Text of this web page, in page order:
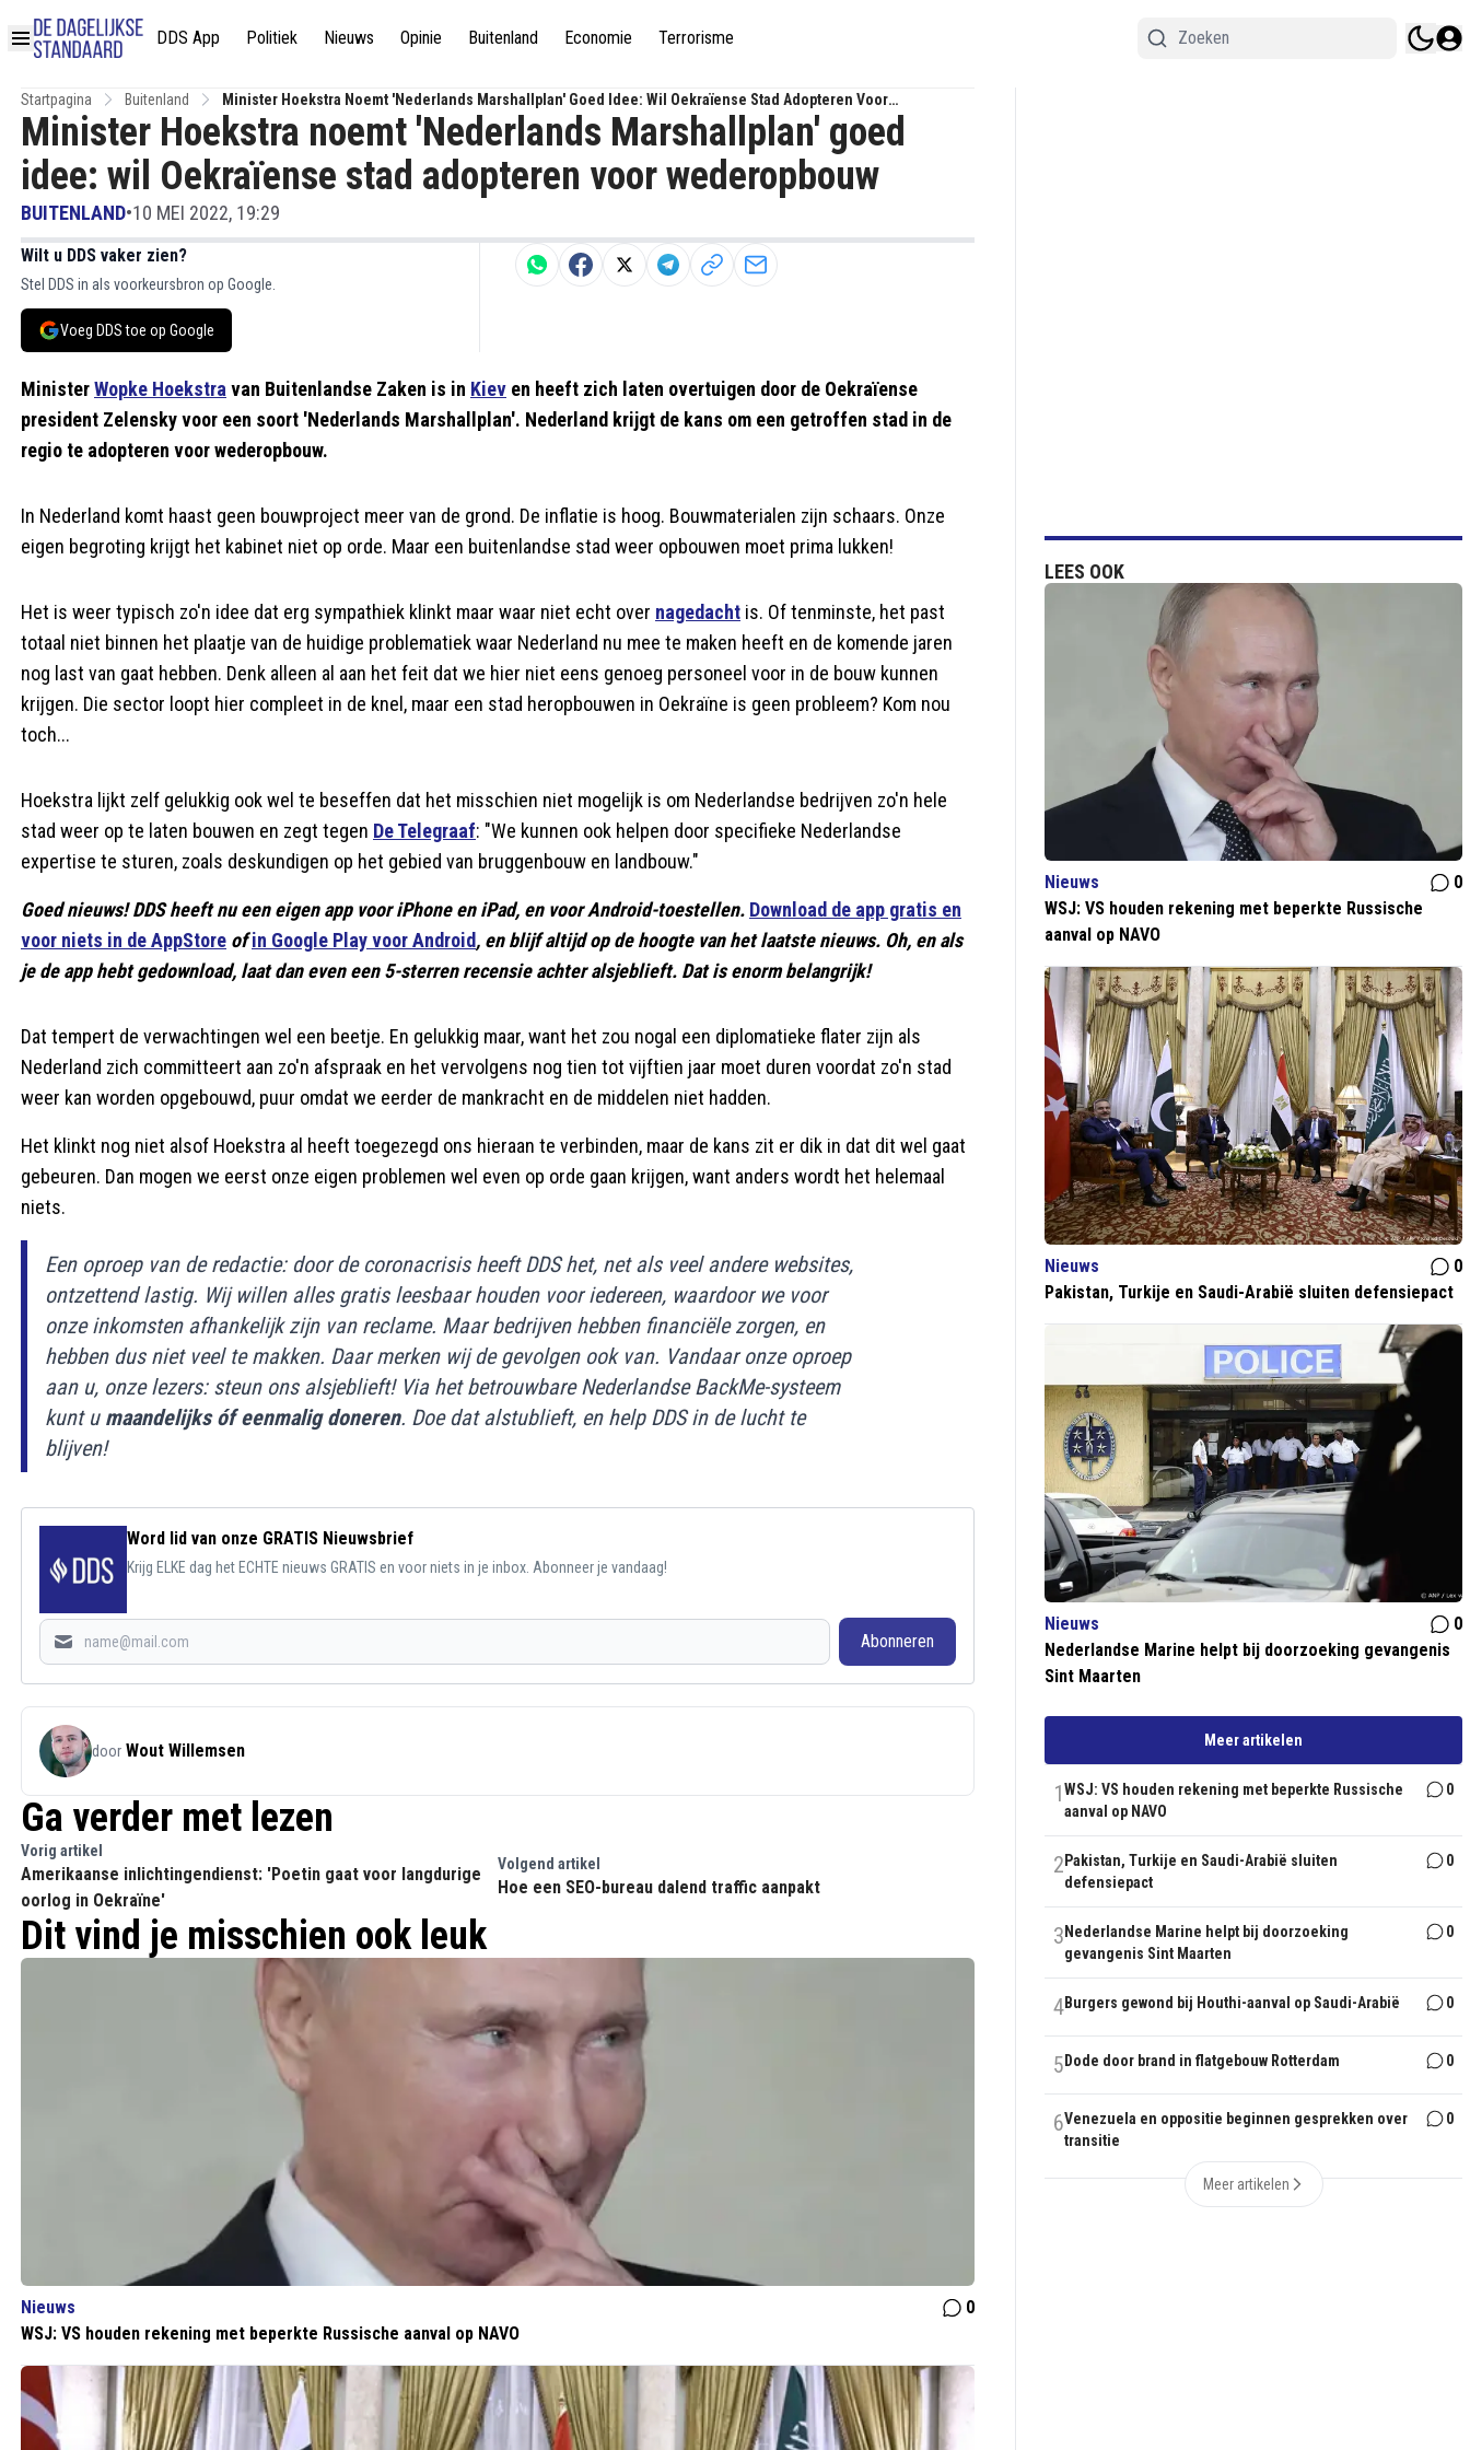
DDS App Politiek Nieuws Opinie Buitenland Economie Terrorisme
Startpagina Buitenland
Minister Hoekstra Noemt 'Nederlands Marshallplan' Goed Idee: Wil Oekraïense Stad Adopteren Voor
Wederopbouw
Minister Hoekstra noemt 'Nederlands Marshallplan' goed
idee: wil Oekraïense stad adopteren voor wederopbouw
BUITENLAND•10 MEI 2022, 19:29
Wilt u DDS vaker zien?
Stel DDS in als voorkeursbron op Google.
Voeg DDS toe op Google
MinisterWopke Hoekstra van Buitenlandse Zaken is in Kiev en heeft zich laten overtuigen door de Oekraïense
president Zelensky voor een soort 'Nederlands Marshallplan'. Nederland krijgt de kans om een getroffen stad in de
regio te adopteren voor wederopbouw.
In Nederland komt haast geen bouwproject meer van de grond. De inflatie is hoog. Bouwmaterialen zijn schaars. Onze
eigen begroting krijgt het kabinet niet op orde. Maar een buitenlandse stad weer opbouwen moet prima lukken!
Het is weer typisch zo'n idee dat erg sympathiek klinkt maar waar niet echt over nagedacht is. Of tenminste, het past
totaal niet binnen het plaatje van de huidige problematiek waar Nederland nu mee te maken heeft en de komende jaren
nog last van gaat hebben. Denk alleen al aan het feit dat we hier niet eens genoeg personeel voor in de bouw kunnen
krijgen. Die sector loopt hier compleet in de knel, maar een stad heropbouwen in Oekraïne is geen probleem? Kom nou
toch...
Hoekstra lijkt zelf gelukkig ook wel te beseffen dat het misschien niet mogelijk is om Nederlandse bedrijven zo'n hele
stad weer op te laten bouwen en zegt tegen De Telegraaf: "We kunnen ook helpen door specifieke Nederlandse
expertise te sturen, zoals deskundigen op het gebied van bruggenbouw en landbouw."
Goed nieuws! DDS heeft nu een eigen app voor iPhone en iPad, en voor Android-toestellen. Download de app gratis en
voor niets in de AppStore ofin Google Play voor Android, en blijf altijd op de hoogte van het laatste nieuws. Oh, en als
je de app hebt gedownload, laat dan even een 5-sterren recensie achter alsjeblieft. Dat is enorm belangrijk!
Dat tempert de verwachtingen wel een beetje. En gelukkig maar, want het zou nogal een diplomatieke flater zijn als
Nederland zich committeert aan zo'n afspraak en het vervolgens nog tien tot vijftien jaar moet duren voordat zo'n stad
weer kan worden opgebouwd, puur omdat we eerder de mankracht en de middelen niet hadden.
Het klinkt nog niet alsof Hoekstra al heeft toegezegd ons hieraan te verbinden, maar de kans zit er dik in dat dit wel gaat
gebeuren. Dan mogen we eerst onze eigen problemen wel even op orde gaan krijgen, want anders wordt het helemaal
niets.
Een oproep van de redactie: door de coronacrisis heeft DDS het, net als veel andere websites,
ontzettend lastig. Wij willen alles gratis leesbaar houden voor iedereen, waardoor we voor
onze inkomsten afhankelijk zijn van reclame. Maar bedrijven hebben financiële zorgen, en
hebben dus niet veel te makken. Daar merken wij de gevolgen ook van. Vandaar onze oproep
aan u, onze lezers: steun ons alsjeblieft! Via het betrouwbare Nederlandse BackMe-systeem
kunt u maandelijks óf eenmalig doneren. Doe dat alstublieft, en help DDS in de lucht te
blijven!
Word lid van onze GRATIS Nieuwsbrief
Krijg ELKE dag het ECHTE nieuws GRATIS en voor niets in je inbox. Abonneer je vandaag!
Abonneren
door Wout Willemsen
Ga verder met lezen
Vorig artikel
Amerikaanse inlichtingendienst: 'Poetin gaat voor langdurige
oorlog in Oekraïne'
Volgend artikel
Hoe een SEO-bureau dalend traffic aanpakt
Dit vind je misschien ook leuk
Nieuws
0
WSJ: VS houden rekening met beperkte Russische aanval op NAVO
LEES OOK
Nieuws
0
WSJ: VS houden rekening met beperkte Russische
aanval op NAVO
Nieuws
0
Pakistan, Turkije en Saudi-Arabië sluiten defensiepact
Nieuws
0
Nederlandse Marine helpt bij doorzoeking gevangenis
Sint Maarten
Meer artikelen
1WSJ: VS houden rekening met beperkte Russische
aanval op NAVO
0
2 Pakistan, Turkije en Saudi-Arabië sluiten
defensiepact
0
3 Nederlandse Marine helpt bij doorzoeking
gevangenis Sint Maarten
0
4Burgers gewond bij Houthi-aanval op Saudi-Arabië 0
5 Dode door brand in flatgebouw Rotterdam 0
6Venezuela en oppositie beginnen gesprekken over
transitie
0
Meer artikelen